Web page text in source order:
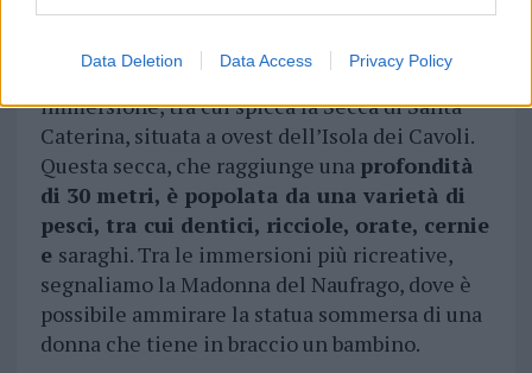
Data Deletion Data Access Privacy Policy
L’Area Marina di Capo Carbonara e Villasimius
è una tappa obbligata per gli amanti delle
immersioni. Qui si trovano più di 20 siti di
immersione, tra cui spicca la Secca di Santa
Caterina, situata a ovest dell’Isola dei Cavoli.
Questa secca, che raggiunge una profondità
di 30 metri, è popolata da una varietà di
pesci, tra cui dentici, ricciole, orate, cernie
e saraghi. Tra le immersioni più ricreative,
segnaliamo la Madonna del Naufrago, dove è
possibile ammirare la statua sommersa di una
donna che tiene in braccio un bambino.